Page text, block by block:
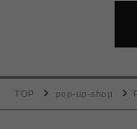
TOP pop-up-shop